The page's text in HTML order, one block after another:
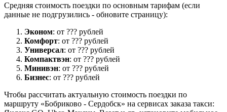
Средняя стоимость поездки по основным тарифам (если
данные не подгрузились - обновите страницу):
Эконом: от ??? рублей
Комфорт: от ??? рублей
Универсал: от ??? рублей
Компактвэн: от ??? рублей
Минивэн: от ??? рублей
Бизнес: от ??? рублей
Чтобы рассчитать актуальную стоимость поездки по
маршруту «Бобриково - Сердобск» на сервисах заказа такси: